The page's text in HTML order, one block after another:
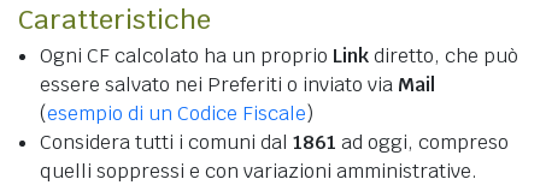
Caratteristiche
Ogni CF calcolato ha un proprio Linkdiretto, che può
essere salvato nei Preferiti o inviato via Mail
(esempio di un Codice Fiscale)
Considera tutti i comuni dal 1861 ad oggi, compreso
quelli soppressi e con variazioni amministrative.